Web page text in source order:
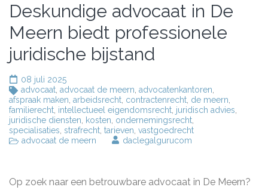
Deskundige advocaat in De
Meern biedt professionele
juridische bijstand
08 juli 2025
advocaat advocaat de meern advocatenkantoren
afspraak maken arbeidsrecht contractenrecht de meern
familierecht intellectueel eigendomsrecht juridisch advies
juridische diensten
kosten ondernemingsrecht
specialisaties strafrecht tarieven vastgoedrecht
advocaat de meern
daclegalgurucom
Op zoek naar een betrouwbare advocaat in De Meern?